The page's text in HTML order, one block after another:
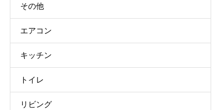
その他
エアコン
キッチン
トイレ
リビング